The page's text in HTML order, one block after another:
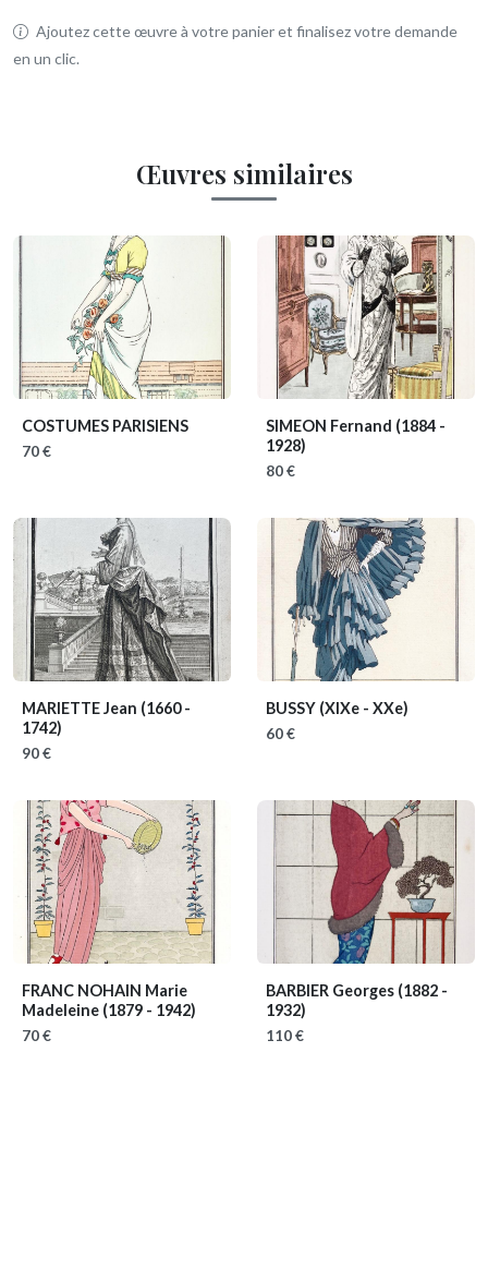
Ajoutez cette œuvre à votre panier et finalisez votre demande
en un clic.
Œuvres similaires
COSTUMES PARISIENS
70 €
SIMEON Fernand (1884 -
1928)
80 €
MARIETTE Jean (1660 -
1742)
90 €
BUSSY (XIXe - XXe)
60 €
FRANC NOHAIN Marie
Madeleine (1879 - 1942)
70 €
BARBIER Georges (1882 -
1932)
110 €